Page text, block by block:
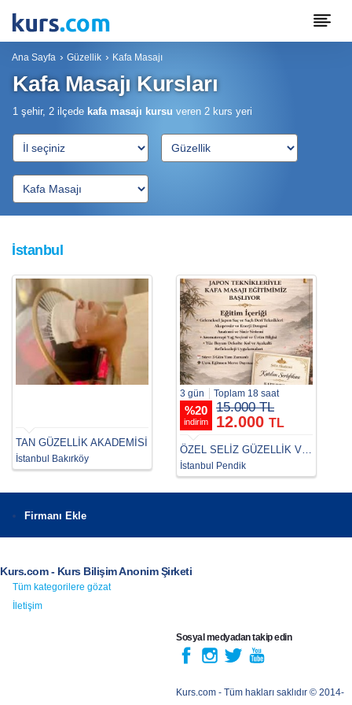
Ana Sayfa Güzellik Kafa Masajı
Kafa Masajı Kursları
1 şehir, 2 ilçede kafa masajı kursu veren 2 kurs yeri
İstanbul
TAN GÜZELLİK AKADEMİSİ
İstanbul Bakırköy
3 gün Toplam 18 saat
%20
indirim
15.000 TL
12.000 TL
ÖZEL SELİZ GÜZELLİK VE ESTETİSYENLİK AKADEMİ
İstanbul Pendik
Firmanı Ekle
Kurs.com - Kurs Bilişim Anonim Şirketi
Tüm kategorilere gözat
İletişim
Sosyal medyadan takip edin
Kurs.com - Tüm hakları saklıdır © 2014-